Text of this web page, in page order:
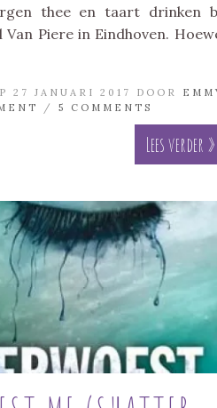
thee en taart drinken
Van Piere in Eindhoven.
27 JANUARI 2017 DOOR
/ 5 COMMENTS
Lees verder »